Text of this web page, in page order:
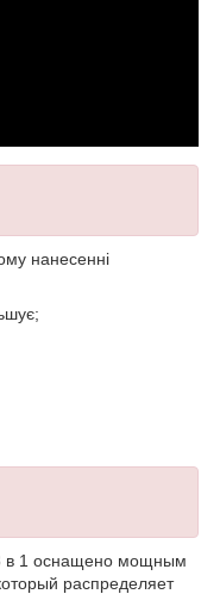
нанесенні
в 1 оснащено мощным
распределяет